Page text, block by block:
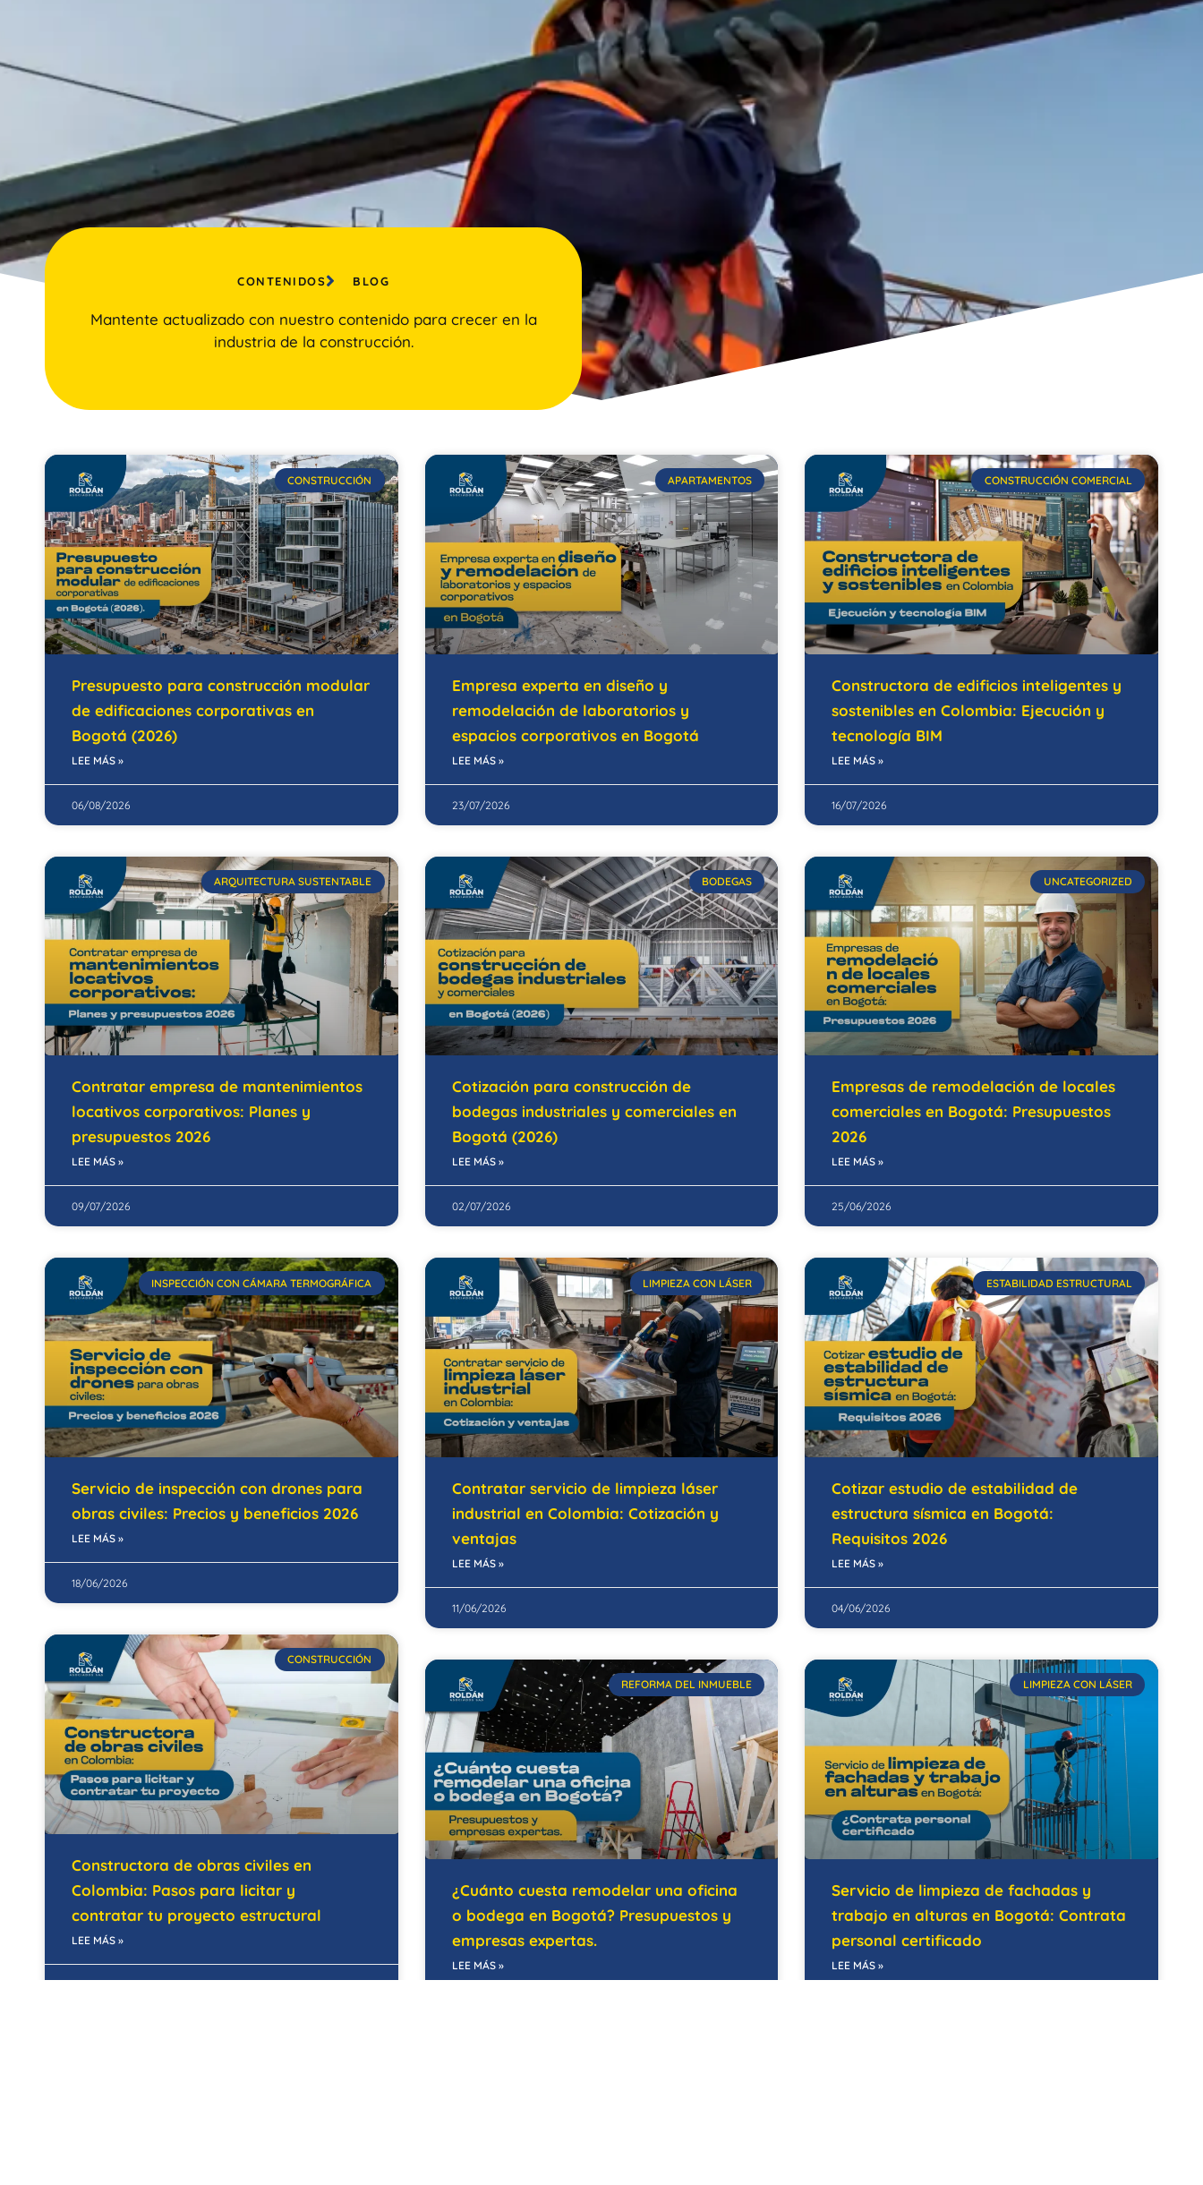
CONTENIDOS BLOG
Mantente actualizado con nuestro contenido para crecer en la
industria de la construcción.
CONSTRUCCIÓN
Presupuesto para construcción modular
de edificaciones corporativas en
Bogotá (2026)
LEE MÁS »
06/08/2026
APARTAMENTOS
Empresa experta en diseño y
remodelación de laboratorios y
espacios corporativos en Bogotá
LEE MÁS »
23/07/2026
CONSTRUCCIÓN COMERCIAL
Constructora de edificios inteligentes y
sostenibles en Colombia: Ejecución y
tecnología BIM
LEE MÁS »
16/07/2026
ARQUITECTURA SUSTENTABLE
Contratar empresa de mantenimientos
locativos corporativos: Planes y
presupuestos 2026
LEE MÁS »
09/07/2026
BODEGAS
Cotización para construcción de
bodegas industriales y comerciales en
Bogotá (2026)
LEE MÁS »
02/07/2026
UNCATEGORIZED
Empresas de remodelación de locales
comerciales en Bogotá: Presupuestos
2026
LEE MÁS »
25/06/2026
INSPECCIÓN CON CÁMARA TERMOGRÁFICA
Servicio de inspección con drones para
obras civiles: Precios y beneficios 2026
LEE MÁS »
18/06/2026
LIMPIEZA CON LÁSER
Contratar servicio de limpieza láser
industrial en Colombia: Cotización y
ventajas
LEE MÁS »
11/06/2026
ESTABILIDAD ESTRUCTURAL
Cotizar estudio de estabilidad de
estructura sísmica en Bogotá:
Requisitos 2026
LEE MÁS »
04/06/2026
CONSTRUCCIÓN
Constructora de obras civiles en
Colombia: Pasos para licitar y
contratar tu proyecto estructural
LEE MÁS »
28/05/2026
REFORMA DEL INMUEBLE
¿Cuánto cuesta remodelar una oficina
o bodega en Bogotá? Presupuestos y
empresas expertas.
LEE MÁS »
LIMPIEZA CON LÁSER
Servicio de limpieza de fachadas y
trabajo en alturas en Bogotá: Contrata
personal certificado
LEE MÁS »